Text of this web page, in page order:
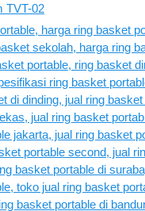
TVT-02